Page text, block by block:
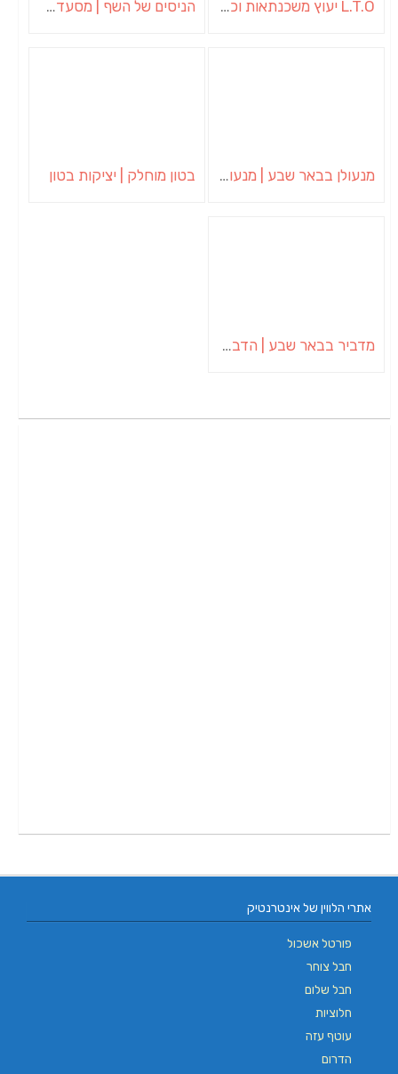
L.T.O יעוץ משכנתאות וכלכלת משפחה | יועץ משכנתאות באשכול הניסים של השף | מסעדת שף בבית | ארוחות גורמה
מנעולן בבאר שבע | מנעולן באופקים | ויטלי המנעולן בטון מוחלק | יציקות בטון
מדביר בבאר שבע | הדברה בבאר שבע | יוגב הדברות
אתרי הלווין של אינטרנטיק
פורטל אשכול
חבל צוחר
חבל שלום
חלוציות
עוטף עזה
הדרום